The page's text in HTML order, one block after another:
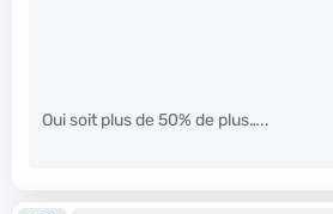
Oui soit plus de 50% de plus…..